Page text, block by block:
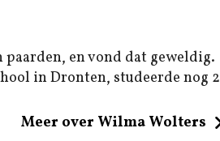
en vond dat geweldig.
in Dronten, studeerde nog 2
Meer over Wilma Wolters